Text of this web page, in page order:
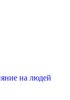
на людей